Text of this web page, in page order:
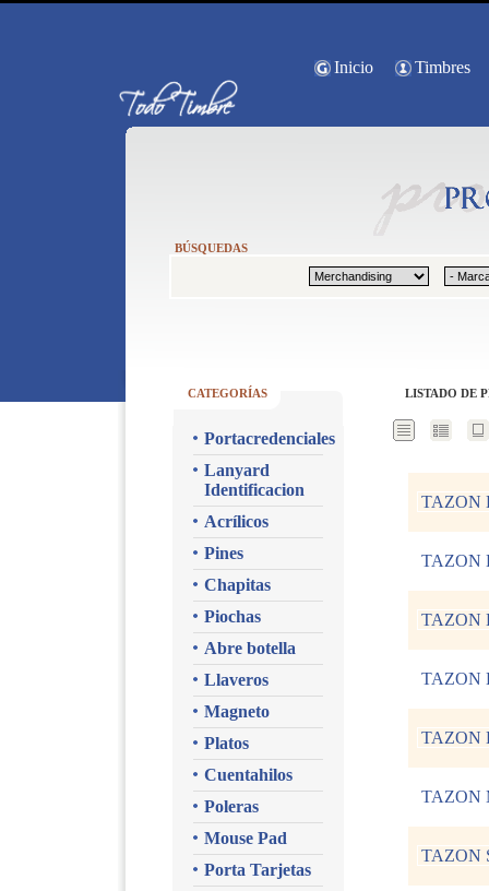
Inicio Timbres
BÚSQUEDAS
CATEGORÍAS
Portacredenciales
Lanyard
Identificacion
Acrílicos
Pines
Chapitas
Piochas
Abre botella
Llaveros
Magneto
Platos
Cuentahilos
Poleras
Mouse Pad
Porta Tarjetas
LISTADO DE
TAZON
TAZON
TAZON
TAZON
TAZON
TAZON
TAZON